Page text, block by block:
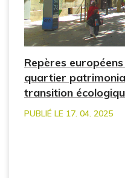
Repères
quartier
transition
PUBLIÉ LE 17. 04. 2025